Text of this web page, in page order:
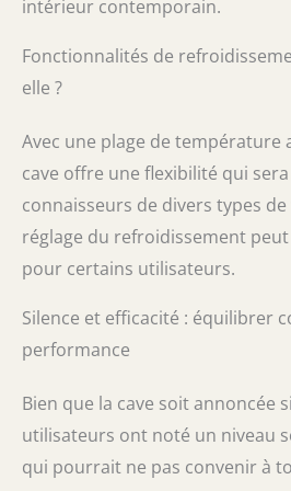
intérieur contemporain.
Fonctionnalités de
elle ?
Avec une plage de température
cave offre une flexibilité qui
connaisseurs de divers types
réglage du refroidissement
pour certains utilisateurs.
Silence et efficacité : équilibrer
performance
Bien que la cave soit annoncée
utilisateurs ont noté un niveau
qui pourrait ne pas convenir à